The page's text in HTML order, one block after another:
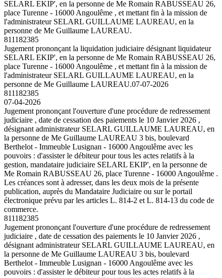
SELARL EKIP', en la personne de Me Romain RABUSSEAU 26,
place Turenne - 16000 Angoulême , et mettant fin à la mission de
l'administrateur SELARL GUILLAUME LAUREAU, en la
personne de Me Guillaume LAUREAU.
811182385
Jugement prononçant la liquidation judiciaire désignant liquidateur
SELARL EKIP', en la personne de Me Romain RABUSSEAU 26,
place Turenne - 16000 Angoulême , et mettant fin à la mission de
l'administrateur SELARL GUILLAUME LAUREAU, en la
personne de Me Guillaume LAUREAU.07-07-2026
811182385
07-04-2026
Jugement prononçant l'ouverture d'une procédure de redressement
judiciaire , date de cessation des paiements le 10 Janvier 2026 ,
désignant administrateur SELARL GUILLAUME LAUREAU, en
la personne de Me Guillaume LAUREAU 3 bis, boulevard
Berthelot - Immeuble Lusignan - 16000 Angoulême avec les
pouvoirs : d'assister le débiteur pour tous les actes relatifs à la
gestion, mandataire judiciaire SELARL EKIP', en la personne de
Me Romain RABUSSEAU 26, place Turenne - 16000 Angoulême .
Les créances sont à adresser, dans les deux mois de la présente
publication, auprès du Mandataire Judiciaire ou sur le portail
électronique prévu par les articles L. 814-2 et L. 814-13 du code de
commerce.
811182385
Jugement prononçant l'ouverture d'une procédure de redressement
judiciaire , date de cessation des paiements le 10 Janvier 2026 ,
désignant administrateur SELARL GUILLAUME LAUREAU, en
la personne de Me Guillaume LAUREAU 3 bis, boulevard
Berthelot - Immeuble Lusignan - 16000 Angoulême avec les
pouvoirs : d'assister le débiteur pour tous les actes relatifs à la